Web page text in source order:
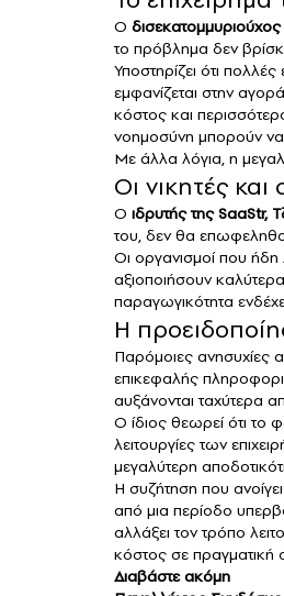
Ο
το πρόβλημα δεν
Υποστηρίζει ότι
εμφανίζεται στην
κόστος και
νοημοσύνη μπορούν να
Με άλλα λόγια, η
Οι νικητές
Ο ιδρυτής της SaaStr,
του, δεν θα
Οι οργανισμοί που ήδη
αξιοποιήσουν
παραγωγικότητα
Η
Παρόμοιες ανησυχίες
επικεφαλής
αυξάνονται ταχύτερα
Ο ίδιος θεωρεί ότι το
λειτουργίες των
μεγαλύτερη
Η συζήτηση που
από μια περίοδο
αλλάξει τον τρόπο
κόστος σε πραγματική
Διαβάστε ακόμη